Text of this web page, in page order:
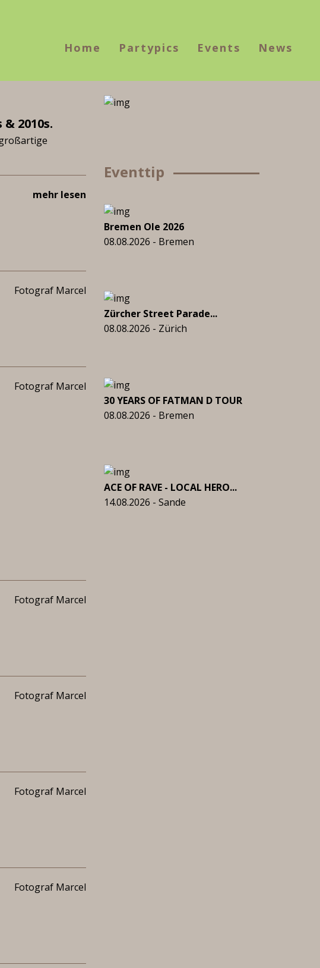
Home Partypics Events News
2010s.
mehr lesen
Fotograf Marcel
Fotograf Marcel
Fotograf Marcel
Fotograf Marcel
Fotograf Marcel
Fotograf Marcel
Eventtip
Bremen Ole 2026
08.08.2026 - Bremen
Zürcher Street Parade...
08.08.2026 - Zürich
30 YEARS OF FATMAN D TOUR
08.08.2026 - Bremen
ACE OF RAVE - LOCAL HERO...
14.08.2026 - Sande